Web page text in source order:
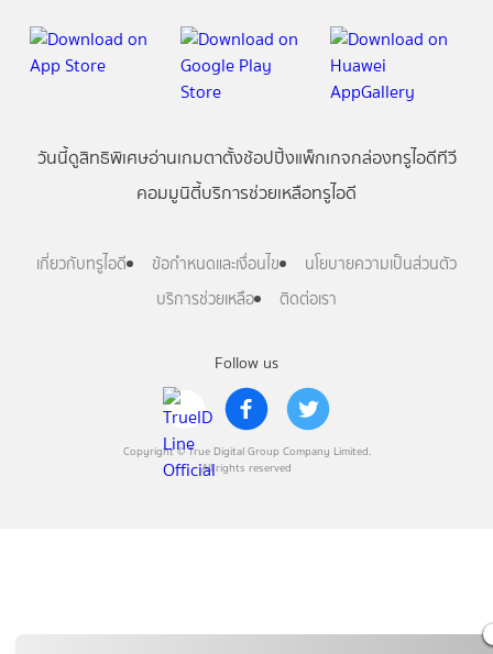
Follow us
Copyright © True Digital Group Company Limited.
All rights reserved
วันนี้ดูสิทธิพิเศษอ่านเกมตาตั้งช้อปปิ้งแพ็กเกจกล่องทรูไอดีทีวี
คอมมูนิตี้บริการช่วยเหลือทรูไอดี
เกี่ยวกับทรูไอดี ข้อกำหนดและเงื่อนไข
นโยบายความเป็นส่วนตัว
บริการช่วยเหลือ
ติดต่อเรา